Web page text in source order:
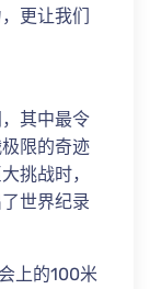
更让我们
其中最令
限的奇迹
挑战时，
世界纪录
上的100米